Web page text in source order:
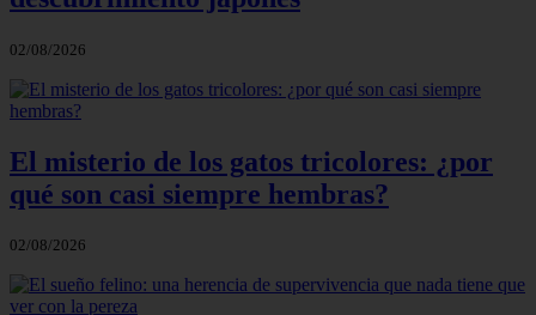
02/08/2026
El misterio de los gatos tricolores: ¿por
qué son casi siempre hembras?
02/08/2026